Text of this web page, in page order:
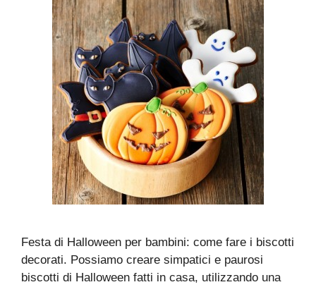
Festa di Halloween per bambini: come fare i biscotti
decorati. Possiamo creare simpatici e paurosi
biscotti di Halloween fatti in casa, utilizzando una